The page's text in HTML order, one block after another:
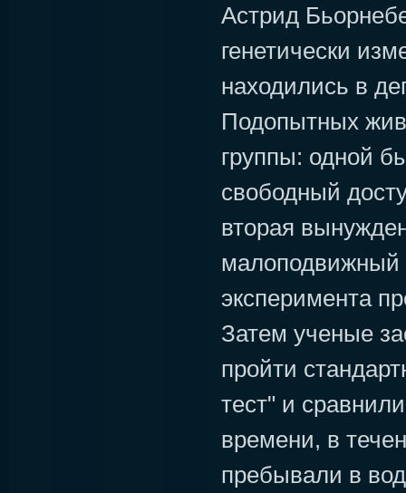
Астрид
генетически
находились в
Подопытных
группы: одной
свободный
вторая
малоподвижный
эксперимента
Затем ученые
пройти
тест" и
времени, в
пребывали в